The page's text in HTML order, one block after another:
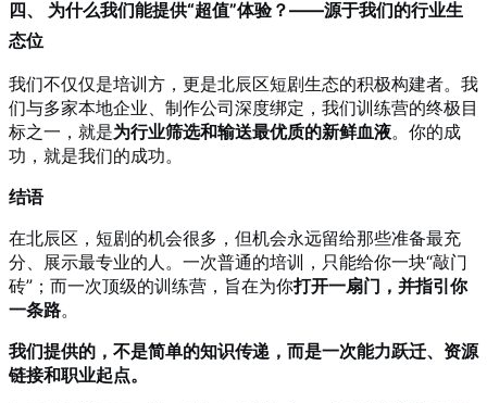
四、 为什么我们能提供“超值”体验？——源于我们的行业生
态位
我们不仅仅是培训方，更是北辰区短剧生态的积极构建者。我
们与多家本地企业、制作公司深度绑定，我们训练营的终极目
标之一，就是为行业筛选和输送最优质的新鲜血液。你的成
功，就是我们的成功。
结语
在北辰区，短剧的机会很多，但机会永远留给那些准备最充
分、展示最专业的人。一次普通的培训，只能给你一块“敲门
砖”；而一次顶级的训练营，旨在为你打开一扇门，并指引你
一条路。
我们提供的，不是简单的知识传递，而是一次能力跃迁、资源
链接和职业起点。